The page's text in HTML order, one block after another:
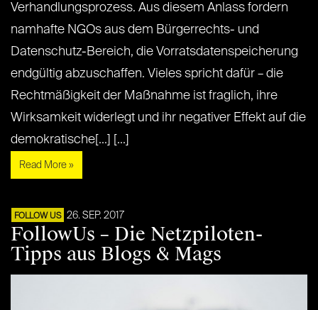
Verhandlungsprozess. Aus diesem Anlass fordern
namhafte NGOs aus dem Bürgerrechts- und
Datenschutz-Bereich, die Vorratsdatenspeicherung
endgültig abzuschaffen. Vieles spricht dafür – die
Rechtmäßigkeit der Maßnahme ist fraglich, ihre
Wirksamkeit widerlegt und ihr negativer Effekt auf die
demokratische[...] [...]
Read More »
FOLLOW US 26. SEP. 2017
FollowUs – Die Netzpiloten-
Tipps aus Blogs & Mags